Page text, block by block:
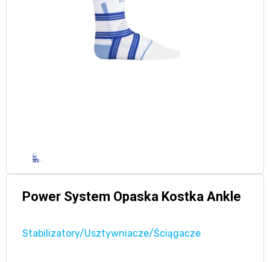
Power System Opaska Kostka Ankle
Stabilizatory/Usztywniacze/Ściągacze